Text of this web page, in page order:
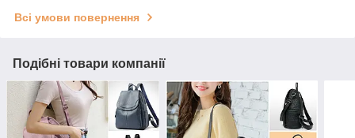
Всі умови повернення
Подібні товари компанії